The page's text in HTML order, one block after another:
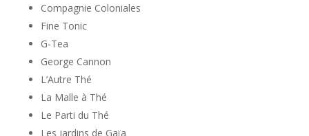
Compagnie Coloniales
Fine Tonic
G-Tea
George Cannon
L’Autre Thé
La Malle à Thé
Le Parti du Thé
Les jardins de Gaïa